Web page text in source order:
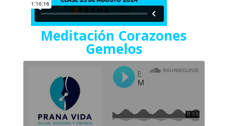
Meditación Corazones
Gemelos